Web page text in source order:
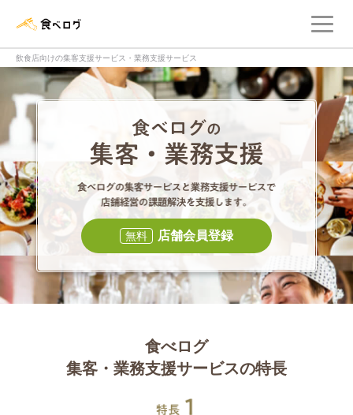
飲食店向けの集客支援サービス・業務支援サービス
食べログの集客
食べログの集
無料 店舗会員登録
食べログ
集客・業務支援サービスの特長